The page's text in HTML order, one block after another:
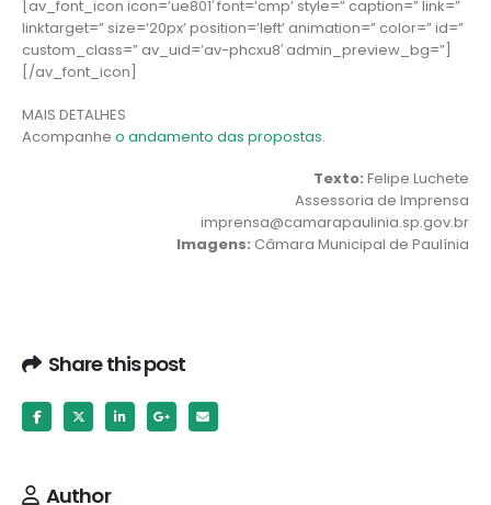
[av_font_icon icon=’ue801′ font=’cmp’ style=” caption=” link=”
linktarget=” size=’20px’ position=’left’ animation=” color=” id=”
custom_class=” av_uid=’av-phcxu8′ admin_preview_bg=”]
[/av_font_icon]
MAIS DETALHES
Acompanhe o andamento das propostas.
Texto: Felipe Luchete
Assessoria de Imprensa
imprensa@camarapaulinia.sp.gov.br
Imagens: Câmara Municipal de Paulínia
Share this post
Author